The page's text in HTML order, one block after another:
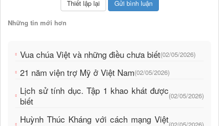
Những tin mới hơn
Vua chúa Việt và những điều chưa biết(02/05/2026)
21 năm viện trợ Mỹ ở Việt Nam(02/05/2026)
Lịch sử tính dục. Tập 1 khao khát được
biết
(02/05/2026)
Huỳnh Thúc Kháng với cách mạng Việt